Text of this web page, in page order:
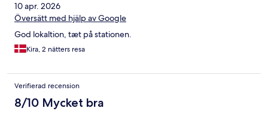
10 apr. 2026
Översätt med hjälp av Google
God lokaltion, tæt på stationen.
Kira, 2 nätters resa
Verifierad recension
8/10 Mycket bra